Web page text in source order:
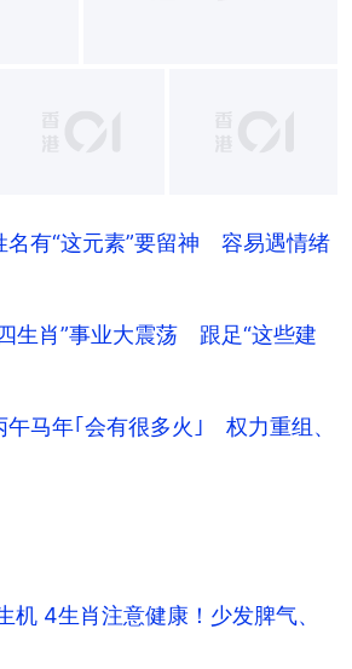
+8
名有“这元素”要留神 容易遇情绪
生肖”事业大震荡 跟足“这些建
马年｢会有很多火｣ 权力重组、
机 4生肖注意健康！少发脾气、